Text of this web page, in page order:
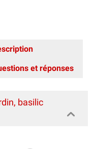
et réponses
basilic